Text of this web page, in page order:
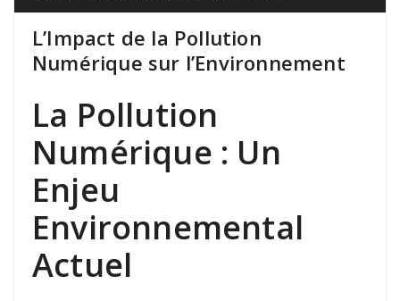
L’Impact de la Pollution
Numérique sur l’Environnement
La Pollution
Numérique : Un
Enjeu
Environnemental
Actuel